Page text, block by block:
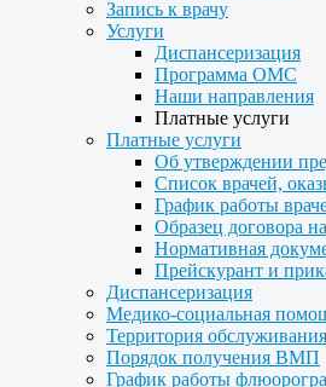
Запись к врачу
Услуги
Диспансеризация
Программа ОМС
Наши направления
Платные услуги
Платные услуги
Об утверждении
Список врачей,
График работы
Образец договора
Нормативная
Прейскурант и
Диспансеризация
Медико-социальная
Территория обслуживания
Порядок получения ВМП
График работы